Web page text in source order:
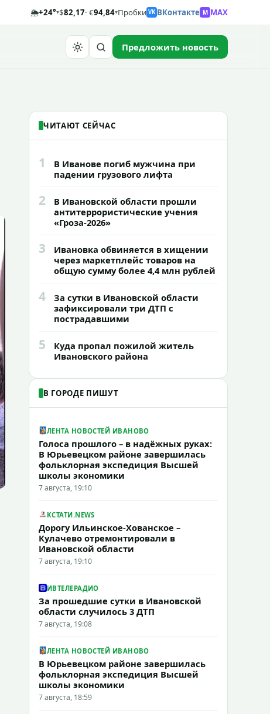
🌦️+24°▾$82,17· €94,84▾Пробки VK ВКонтакте M MAX
Предложить новость
ЧИТАЮТ СЕЙЧАС
1
В Иванове погиб мужчина при
падении грузового лифта
2
В Ивановской области прошли
антитеррористические учения
«Гроза-2026»
3
Ивановка обвиняется в хищении
через маркетплейс товаров на
общую сумму более 4,4 млн рублей
4
За сутки в Ивановской области
зафиксировали три ДТП с
пострадавшими
5
Куда пропал пожилой житель
Ивановского района
В ГОРОДЕ ПИШУТ
ЛЕНТА НОВОСТЕЙ ИВАНОВО
Голоса прошлого – в надёжных руках:
В Юрьевецком районе завершилась
фольклорная экспедиция Высшей
школы экономики
7 августа, 19:10
КСТАТИ.NEWS
Дорогу Ильинское-Хованское –
Кулачево отремонтировали в
Ивановской области
7 августа, 19:10
ИВТЕЛЕРАДИО
За прошедшие сутки в Ивановской
области случилось 3 ДТП
7 августа, 19:08
ЛЕНТА НОВОСТЕЙ ИВАНОВО
В Юрьевецком районе завершилась
фольклорная экспедиция Высшей
школы экономики
7 августа, 18:59